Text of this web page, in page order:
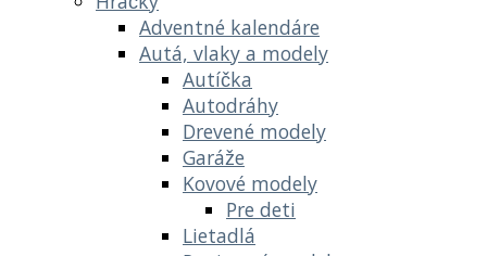
Adventné kalendáre
Autá, vlaky a modely
Autíčka
Autodráhy
Drevené modely
Garáže
Kovové modely
Pre deti
Lietadlá